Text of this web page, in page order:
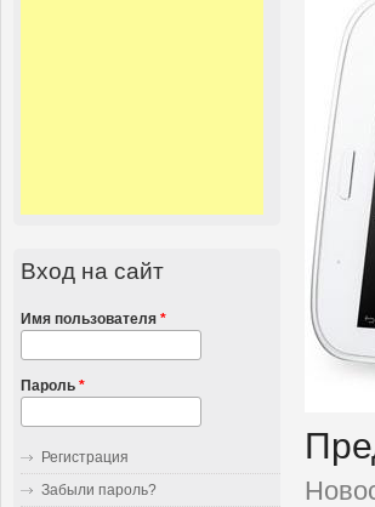
Вход на сайт
Имя пользователя *
Пароль *
Регистрация
Забыли пароль?